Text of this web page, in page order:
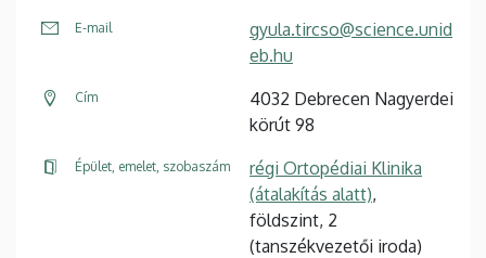
E-mail
gyula.tircso@science.unid
eb.hu
Cím
4032 Debrecen Nagyerdei
körút 98
Épület, emelet, szobaszám
régi Ortopédiai Klinika
(átalakítás alatt),
földszint, 2
(tanszékvezetői iroda)